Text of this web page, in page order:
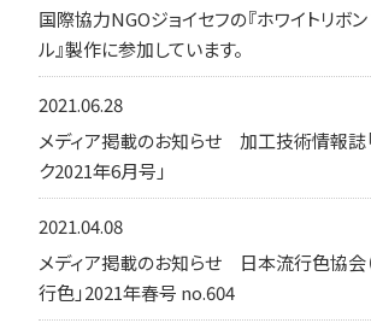
国際協力NGOジョイセフの『ホワイトリボ
ル』製作に参加しています。
2021.06.28
メディア掲載のお知らせ 加工技術情報誌
ク2021年6月号」
2021.04.08
メディア掲載のお知らせ 日本流行色協会（
行色」2021年春号 no.604